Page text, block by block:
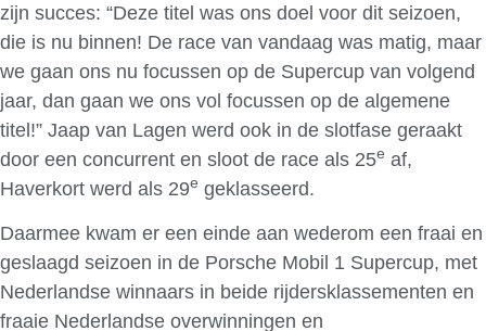
zijn succes: “Deze titel was ons doel voor dit seizoen,
die is nu binnen! De race van vandaag was matig, maar
we gaan ons nu focussen op de Supercup van volgend
jaar, dan gaan we ons vol focussen op de algemene
titel!” Jaap van Lagen werd ook in de slotfase geraakt
door een concurrent en sloot de race als 25e af,
Haverkort werd als 29e geklasseerd.
Daarmee kwam er een einde aan wederom een fraai en
geslaagd seizoen in de Porsche Mobil 1 Supercup, met
Nederlandse winnaars in beide rijdersklassementen en
fraaie Nederlandse overwinningen en